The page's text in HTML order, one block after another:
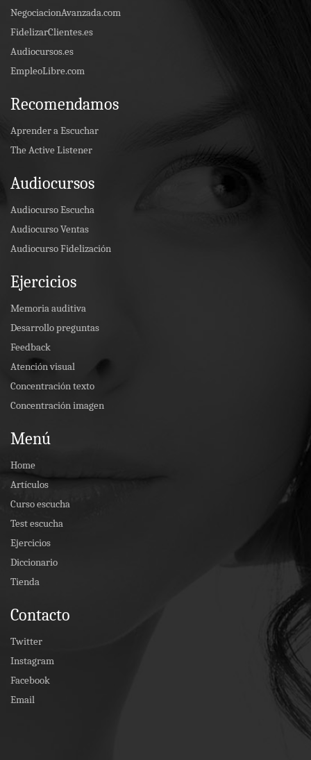
NegociacionAvanzada.com
FidelizarClientes.es
Audiocursos.es
EmpleoLibre.com
Recomendamos
Aprender a Escuchar
The Active Listener
Audiocursos
Audiocurso Escucha
Audiocurso Ventas
Audiocurso Fidelización
Ejercicios
Memoria auditiva
Desarrollo preguntas
Feedback
Atención visual
Concentración texto
Concentración imagen
Menú
Home
Artículos
Curso escucha
Test escucha
Ejercicios
Diccionario
Tienda
Contacto
Twitter
Instagram
Facebook
Email